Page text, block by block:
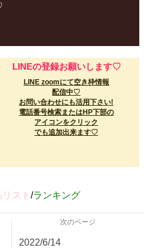
‪‪LINEの登録お願いします♡
LINE zoomにて空き枠情報
配信中♡
お問い合わせにも活用下さい!
電話番号検索またはHP下部の
アイコンをクリック
でも追加出来ます♡
スト /ランキング
次のページ
2022/6/14